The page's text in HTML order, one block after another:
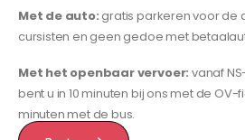
Met de auto: gratis parkeren voor de
cursisten en geen gedoe met
Met het openbaar vervoer: vanaf
bent u in 10 minuten bij ons met de OV-
minuten met de bus.